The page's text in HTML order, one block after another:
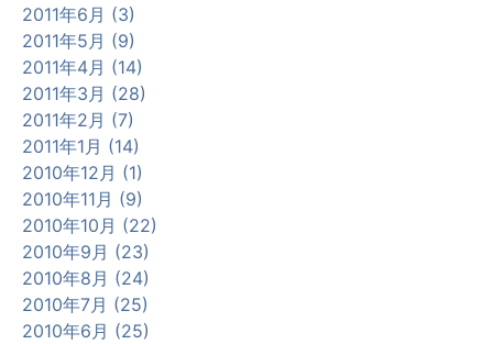
2011年6月 (3)
2011年5月 (9)
2011年4月 (14)
2011年3月 (28)
2011年2月 (7)
2011年1月 (14)
2010年12月 (1)
2010年11月 (9)
2010年10月 (22)
2010年9月 (23)
2010年8月 (24)
2010年7月 (25)
2010年6月 (25)